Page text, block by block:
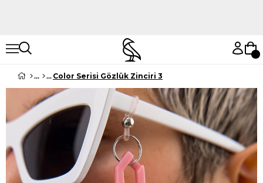
Color Serisi Gözlük Zinciri 3